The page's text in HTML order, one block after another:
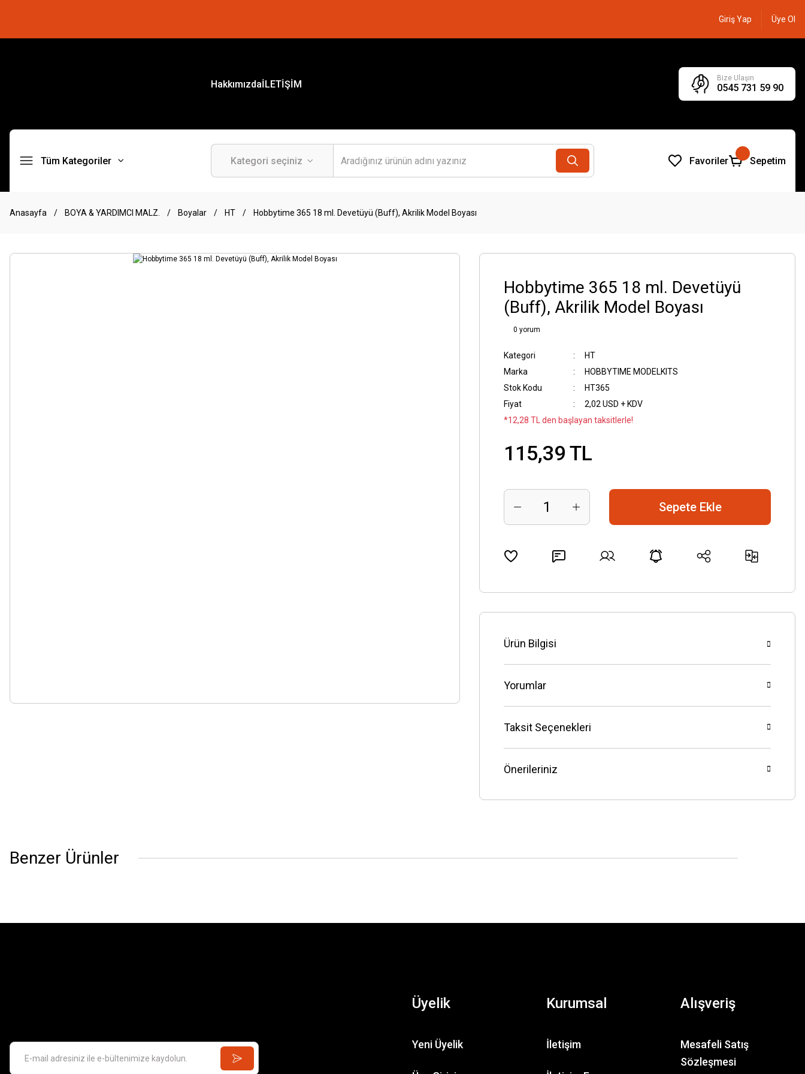
Giriş Yap Üye Ol
HakkımızdaİLETİŞİM
Bize Ulaşın
0545 731 59 90
Tüm Kategoriler Favoriler Sepetim
Anasayfa BOYA & YARDIMCI MALZ. Boyalar HT Hobbytime 365 18 ml. Devetüyü (Buff), Akrilik Model Boyası
Hobbytime 365 18 ml. Devetüyü
(Buff), Akrilik Model Boyası
0 yorum
Kategori
HT
Marka
HOBBYTIME MODELKITS
Stok Kodu
HT365
Fiyat
2,02 USD + KDV
*12,28 TL den başlayan taksitlerle!
115,39 TL
Sepete Ekle
Ürün Bilgisi
Yorumlar
Taksit Seçenekleri
Önerileriniz
Benzer Ürünler
Üyelik
Yeni Üyelik
Kurumsal
İletişim
Alışveriş
Mesafeli Satış
Sözleşmesi